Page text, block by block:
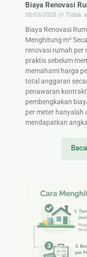
Biaya Renovasi
05/03/2026
Tidak
Biaya Renovasi
Menghitung m²
renovasi rumah per
praktis sebelum
memahami harga
total anggaran
penawaran
pembengkakan
per meter hanyalah
mendapatkan